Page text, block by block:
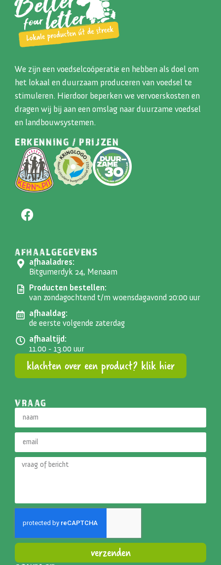
We zijn een voedselcoöperatie en hebben als doel om
het lokaal en duurzaam produceren van voedsel te
stimuleren. Hierdoor beperken we vervoerskosten en
dragen wij bij aan een omslag naar duurzame voedsel
en landbouwsystemen.
ERKENNING / PRIJZEN
AFHAALGEGEVENS
afhaaladres:
Bitgumerdyk 24, Menaam
Producten bestellen:
van zondagochtend t/m woensdagavond 20:00 uur
afhaaldag:
de eerste volgende zaterdag
afhaaltijd:
11.00 - 13.00 uur
klachten over een product? klik hier
VRAAG
verzenden